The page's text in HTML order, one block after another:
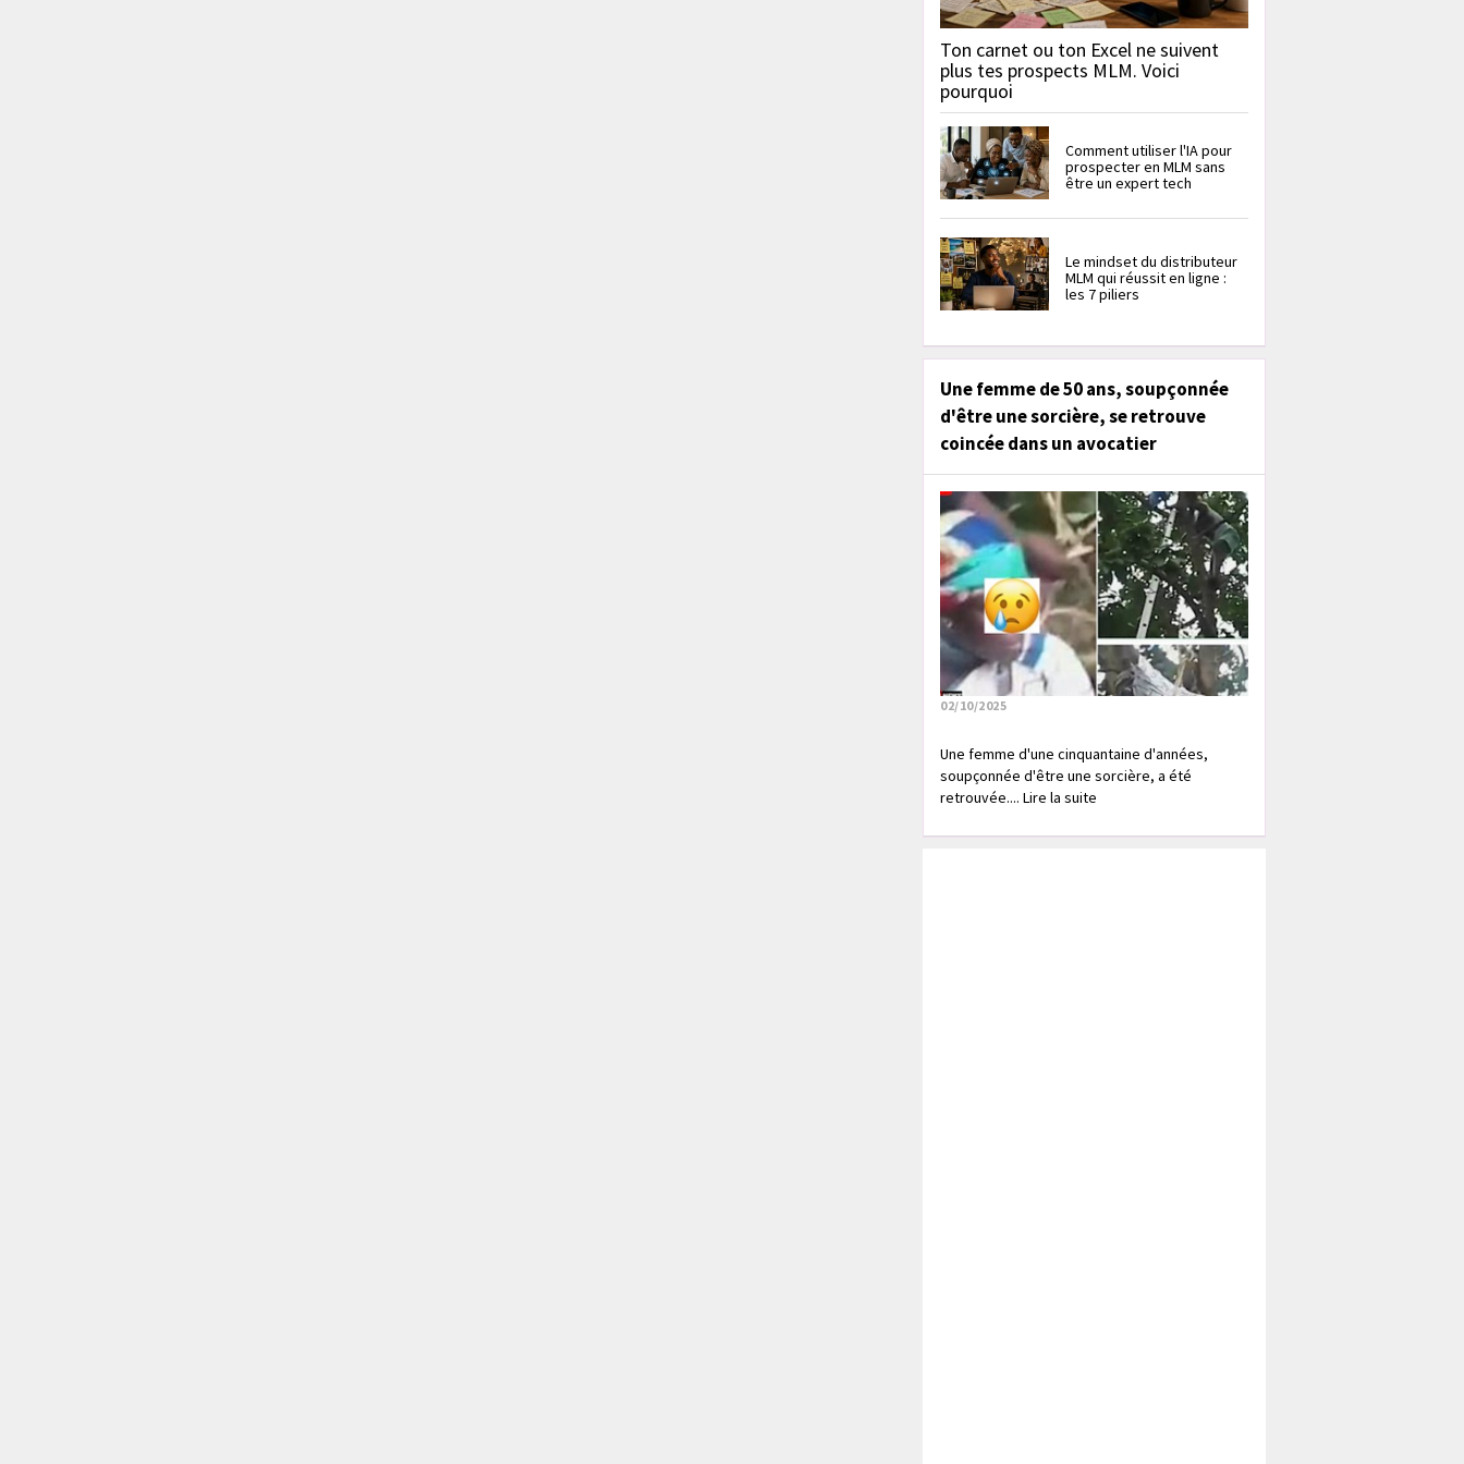
Ton carnet ou ton Excel ne suivent
plus tes prospects MLM. Voici
pourquoi
Comment utiliser l'IA pour
prospecter en MLM sans
être un expert tech
Le mindset du distributeur
MLM qui réussit en ligne :
les 7 piliers
Une femme de 50 ans, soupçonnée
d'être une sorcière, se retrouve
coincée dans un avocatier
02/10/2025
Une femme d'une cinquantaine d'années,
soupçonnée d'être une sorcière, a été
retrouvée.... Lire la suite